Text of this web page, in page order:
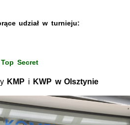
udział w turnieju:
Top Secret
KMP i KWP w Olsztynie